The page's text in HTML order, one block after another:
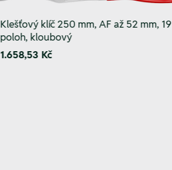
Klešťový klíč 250 mm, AF až 52 mm, 19
poloh, kloubový
1.658,53 Kč